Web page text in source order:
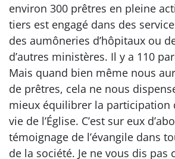
environ 300 prêtres en pleine
tiers est engagé dans des
des aumôneries d’hôpitaux ou
d’autres ministères. Il y a 110
Mais quand bien même nous
de prêtres, cela ne nous
mieux équilibrer la participation
vie de l’Église. C’est sur eux
témoignage de l’évangile dans
de la société. Je ne vous dis pas